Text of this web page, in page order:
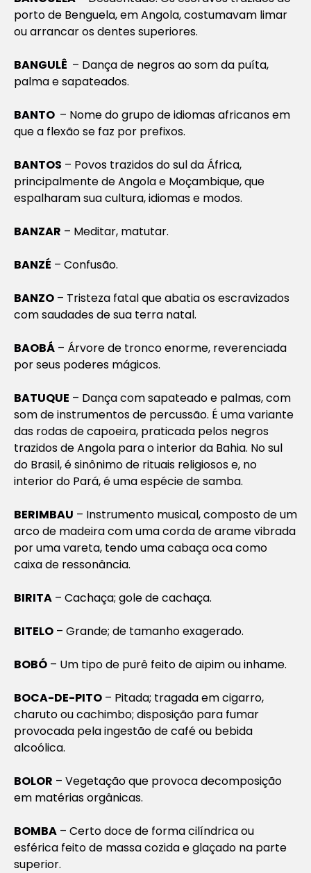
porto de Benguela, em Angola, costumavam limar
ou arrancar os dentes superiores.
BANGULÊ – Dança de negros ao som da puíta,
palma e sapateados.
BANTO – Nome do grupo de idiomas africanos em
que a flexão se faz por prefixos.
BANTOS – Povos trazidos do sul da África,
principalmente de Angola e Moçambique, que
espalharam sua cultura, idiomas e modos.
BANZAR – Meditar, matutar.
BANZÉ – Confusão.
BANZO – Tristeza fatal que abatia os escravizados
com saudades de sua terra natal.
BAOBÁ – Árvore de tronco enorme, reverenciada
por seus poderes mágicos.
BATUQUE – Dança com sapateado e palmas, com
som de instrumentos de percussão. É uma variante
das rodas de capoeira, praticada pelos negros
trazidos de Angola para o interior da Bahia. No sul
do Brasil, é sinônimo de rituais religiosos e, no
interior do Pará, é uma espécie de samba.
BERIMBAU – Instrumento musical, composto de um
arco de madeira com uma corda de arame vibrada
por uma vareta, tendo uma cabaça oca como
caixa de ressonância.
BIRITA – Cachaça; gole de cachaça.
BITELO – Grande; de tamanho exagerado.
BOBÓ – Um tipo de purê feito de aipim ou inhame.
BOCA-DE-PITO – Pitada; tragada em cigarro,
charuto ou cachimbo; disposição para fumar
provocada pela ingestão de café ou bebida
alcoólica.
BOLOR – Vegetação que provoca decomposição
em matérias orgânicas.
BOMBA – Certo doce de forma cilíndrica ou
esférica feito de massa cozida e glaçado na parte
superior.